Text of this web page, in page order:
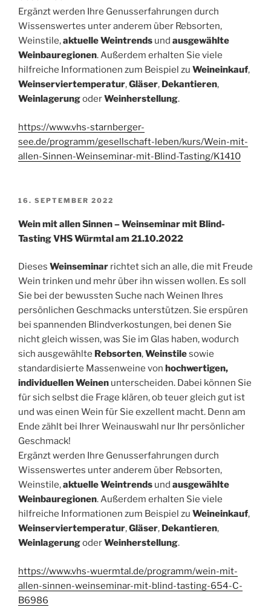
Ergänzt werden Ihre Genusserfahrungen durch
Wissenswertes unter anderem über Rebsorten,
Weinstile,aktuelle Weintrends und ausgewählte
Weinbauregionen. Außerdem erhalten Sie viele
hilfreiche Informationen zum Beispiel zu Weineinkauf,
Weinserviertemperatur,Gläser, Dekantieren,
WeinlagerungoderWeinherstellung.
https://www.vhs-starnberger-
see.de/programm/gesellschaft-leben/kurs/Wein-mit-
allen-Sinnen-Weinseminar-mit-Blind-Tasting/K1410
VERÖFFENTLICHT
16. SEPTEMBER 2022
Wein mit allen Sinnen – Weinseminar mit Blind-
Tasting VHS Würmtal am 21.10.2022
Dieses Weinseminar richtet sich an alle, die mit Freude
Wein trinken und mehr über ihn wissen wollen. Es soll
Sie bei der bewussten Suche nach Weinen Ihres
persönlichen Geschmacks unterstützen. Sie erspüren
bei spannenden Blindverkostungen, bei denen Sie
nicht gleich wissen, was Sie im Glas haben, wodurch
sich ausgewählte Rebsorten,Weinstilesowie
standardisierte Massenweine von hochwertigen,
individuellen Weinen unterscheiden. Dabei können Sie
für sich selbst die Frage klären, ob teuer gleich gut ist
und was einen Wein für Sie exzellent macht. Denn am
Ende zählt bei Ihrer Weinauswahl nur Ihr persönlicher
Geschmack!
Ergänzt werden Ihre Genusserfahrungen durch
Wissenswertes unter anderem über Rebsorten,
Weinstile,aktuelle Weintrends und ausgewählte
Weinbauregionen. Außerdem erhalten Sie viele
hilfreiche Informationen zum Beispiel zu Weineinkauf,
Weinserviertemperatur,Gläser, Dekantieren,
WeinlagerungoderWeinherstellung.
https://www.vhs-wuermtal.de/programm/wein-mit-
allen-sinnen-weinseminar-mit-blind-tasting-654-C-
B6986